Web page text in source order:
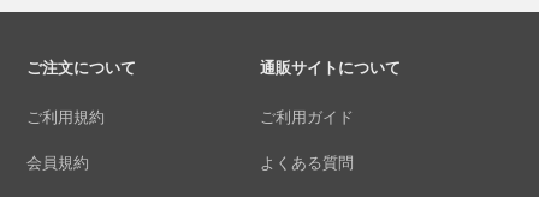
ご注文について
ご利用規約
会員規約
通販サイトについて
ご利用ガイド
よくある質問